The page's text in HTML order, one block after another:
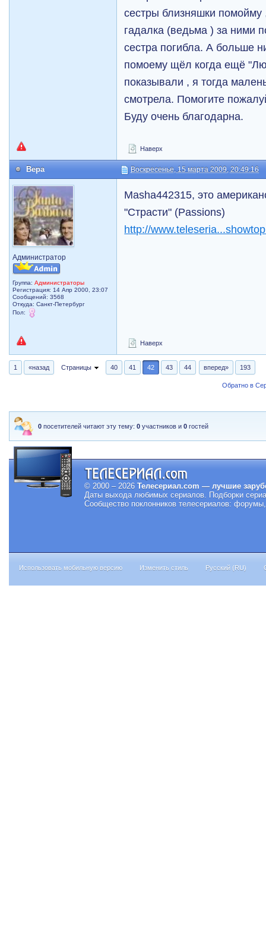
сестры близняшки
гадалка (ведьма ) за ними
сестра погибла. А больше
помоему щёл когда ещё
показывали , я тогда
смотрела. Помогите
Буду очень благодарна.
Наверх
Вера Воскресенье, 15 марта 2009, 20:49:16
Администратор
Группа:Администраторы
Регистрация: 14 Апр 2000, 23:07
Сообщений: 3568
Откуда: Санкт-Петербург
Пол:
Masha442315, это
"Страсти" (Passions)
http://
Наверх
1 «назад Страницы 40 41 42 43 44 вперед» 193
Обратно в
0 посетителей читают эту тему:0 участников и0 гостей
© 2000 – 2026 Телесериал.com — лучшие
Даты выхода любимых сериалов. Подборки
Сообщество поклонников телесериалов:
Использовать мобильную версию Изменить стиль Русский (RU)